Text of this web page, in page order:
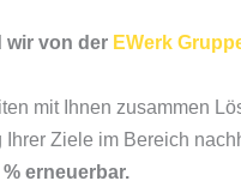
wir von der EWerk
mit Ihnen zusammen
Ihrer Ziele im Bereich
% erneuerbar.